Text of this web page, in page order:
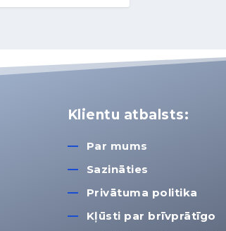
Klientu atbalsts:
Par mums
Sazināties
Privātuma politika
Kļūsti par brīvprātīgo